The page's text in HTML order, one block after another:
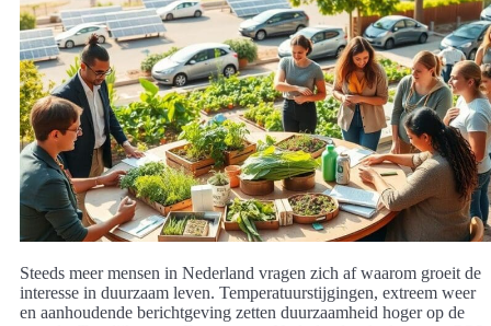
Steeds meer mensen in Nederland vragen zich af waarom groeit de
interesse in duurzaam leven. Temperatuurstijgingen, extreem weer
en aanhoudende berichtgeving zetten duurzaamheid hoger op de